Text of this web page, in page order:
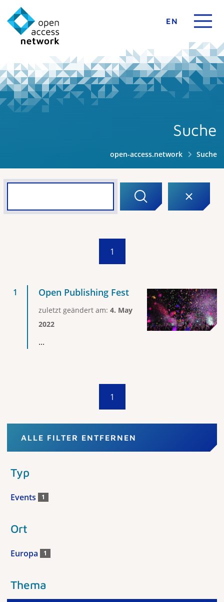
EN
Suche
open-access.network Suche
1
Open Publishing Fest
zuletzt geändert am: 4. May
2022
...
1
ALLE FILTER ENTFERNEN
Typ
Events 1
Ort
Europa 1
Thema